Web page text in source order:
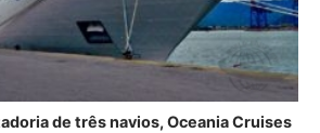
de três navios, Oceania Cruises